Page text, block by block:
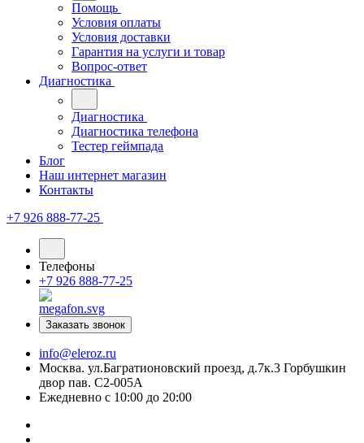
Помощь
Условия оплаты
Условия доставки
Гарантия на услуги и товар
Вопрос-ответ
Диагностика
Диагностика
Диагностика телефона
Тестер геймпада
Блог
Наш интернет магазин
Контакты
+7 926 888-77-25
Телефоны
+7 926 888-77-25
Заказать звонок
info@eleroz.ru
Москва. ул.Багратионовский проезд, д.7к.3 Горбушкин
двор пав. C2-005A
Ежедневно с 10:00 до 20:00